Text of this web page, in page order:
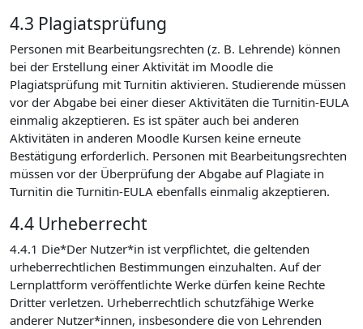
4.3 Plagiatsprüfung
Personen mit Bearbeitungsrechten (z. B. Lehrende) können
bei der Erstellung einer Aktivität im Moodle die
Plagiatsprüfung mit Turnitin aktivieren. Studierende müssen
vor der Abgabe bei einer dieser Aktivitäten die Turnitin-EULA
einmalig akzeptieren. Es ist später auch bei anderen
Aktivitäten in anderen Moodle Kursen keine erneute
Bestätigung erforderlich. Personen mit Bearbeitungsrechten
müssen vor der Überprüfung der Abgabe auf Plagiate in
Turnitin die Turnitin-EULA ebenfalls einmalig akzeptieren.
4.4 Urheberrecht
4.4.1 Die*Der Nutzer*in ist verpflichtet, die geltenden
urheberrechtlichen Bestimmungen einzuhalten. Auf der
Lernplattform veröffentlichte Werke dürfen keine Rechte
Dritter verletzen. Urheberrechtlich schutzfähige Werke
anderer Nutzer*innen, insbesondere die von Lehrenden